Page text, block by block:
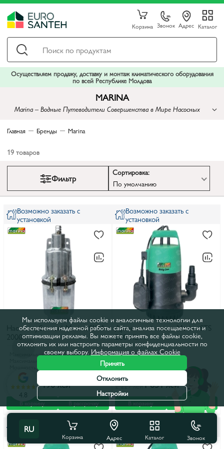
Корзина Звонок Адрес Каталог
Осуществляем продажу, доставку и монтаж климатического оборудования
по всей Республике Молдова
MARINA
Marina – Водные Путеводители Совершенства в Мире Насосных
Главная Бренды Marina
19 товаров
Фильтр
Сортировка:
По умолчанию
Возможно заказать с
установкой
Насос глубинный Marina SKM
2000
Максимальная высота напора, м 70
Мощность, кВт
1 434 лей1 190 лей
В корзину В рассрочку
Возможно заказать с
установкой
Дренажный насос Marina STS
200 HL
2 229 лей1 851 лей
В корзину В рассрочку
Возможно заказать с
установкой
Возможно заказать с
установкой
RU
Корзина Адрес Каталог Звонок
4.8
Мы используем файлы cookie и аналогичные технологии для
обеспечения надежной работы сайта, анализа посещаемости и
оптимизации рекламы. Вы можете принять все файлы cookie,
отклонить их или настроить параметры конфиденциальности по
своему выбору. Информация о файлах Cookie
Принять
Отклонить
Настройки